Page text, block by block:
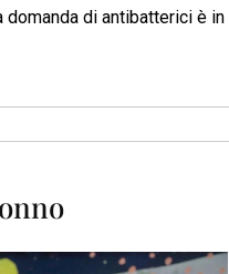
di antibatterici è in